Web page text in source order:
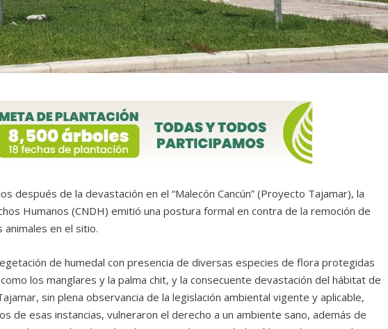
después de la devastación en el “Malecón Cancún” (Proyecto Tajamar), la
Humanos (CNDH) emitió una postura formal en contra de la remoción de
en el sitio.
de humedal con presencia de diversas especies de flora protegidas
los manglares y la palma chit, y la consecuente devastación del hábitat de
sin plena observancia de la legislación ambiental vigente y aplicable,
de esas instancias, vulneraron el derecho a un ambiente sano, además de